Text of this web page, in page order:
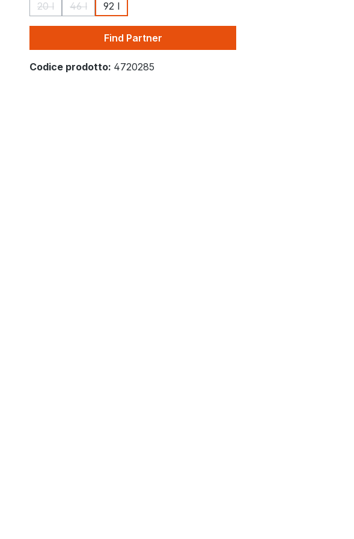
20 l
(Questa opzione non è al momento disponibile.)
46 l
(Questa opzione non è al momento disponibile.)
92 l
Find Partner
Codice prodotto: 4720285